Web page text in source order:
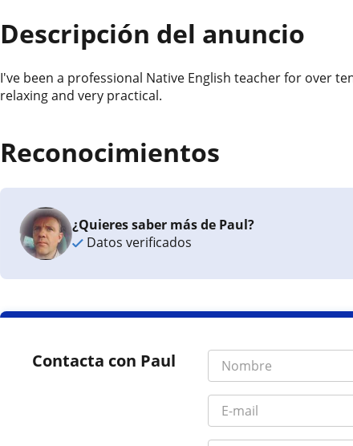
Descripción del anuncio
I've been a professional Native English teacher for over
relaxing and very practical.
Reconocimientos
¿Quieres saber más de Paul?
Datos verificados
Contacta con Paul